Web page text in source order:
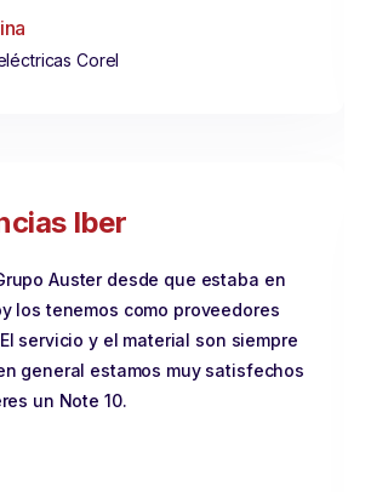
Corel
Iber
Auster desde que estaba en
los tenemos como proveedores
servicio y el material son siempre
general estamos muy satisfechos
un Note 10.